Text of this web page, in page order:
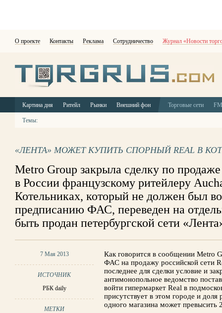
О проекте Контакты Реклама Сотрудничество Журнал «Новости
Картина дня Ритейл Рынки Внешний фон Торговые сети
Темы:
«ЛЕНТА» МОЖЕТ КУПИТЬ СПОРНЫЙ REAL В
Metro Group закрыла сделку по
в России французскому ритейлеру
Котельниках, который не должен был
предписанию ФАС, переведен на
быть продан петербургской сети
7 Мая 2013
ИСТОЧНИК
РБК daily
МЕТКИ
Как говорится в сообщении Metro
ФАС на продажу российской сети
последнее для сделки условие и
антимонопольное ведомство
войти гипермаркет Real в
присутствует в этом городе и
одного магазина может превысить